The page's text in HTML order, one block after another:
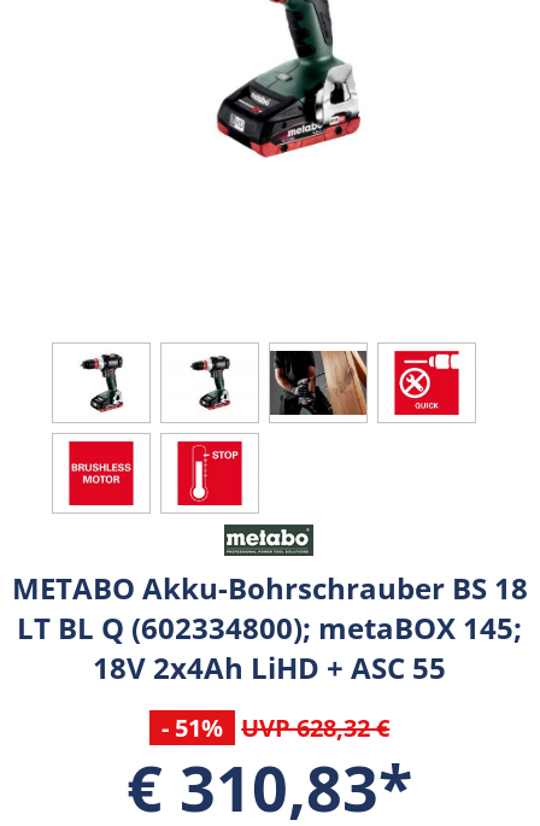
METABO Akku-Bohrschrauber BS 18
LT BL Q (602334800); metaBOX 145;
18V 2x4Ah LiHD + ASC 55
- 51% UVP 628,32 €
€ 310,83*